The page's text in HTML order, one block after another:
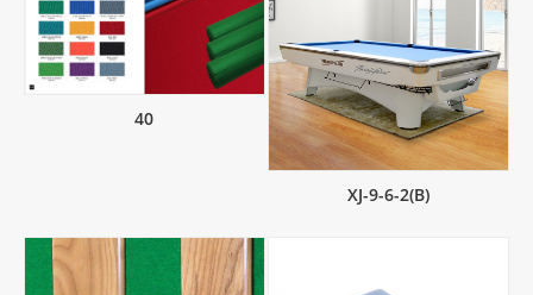
40
XJ-9-6-2(B)